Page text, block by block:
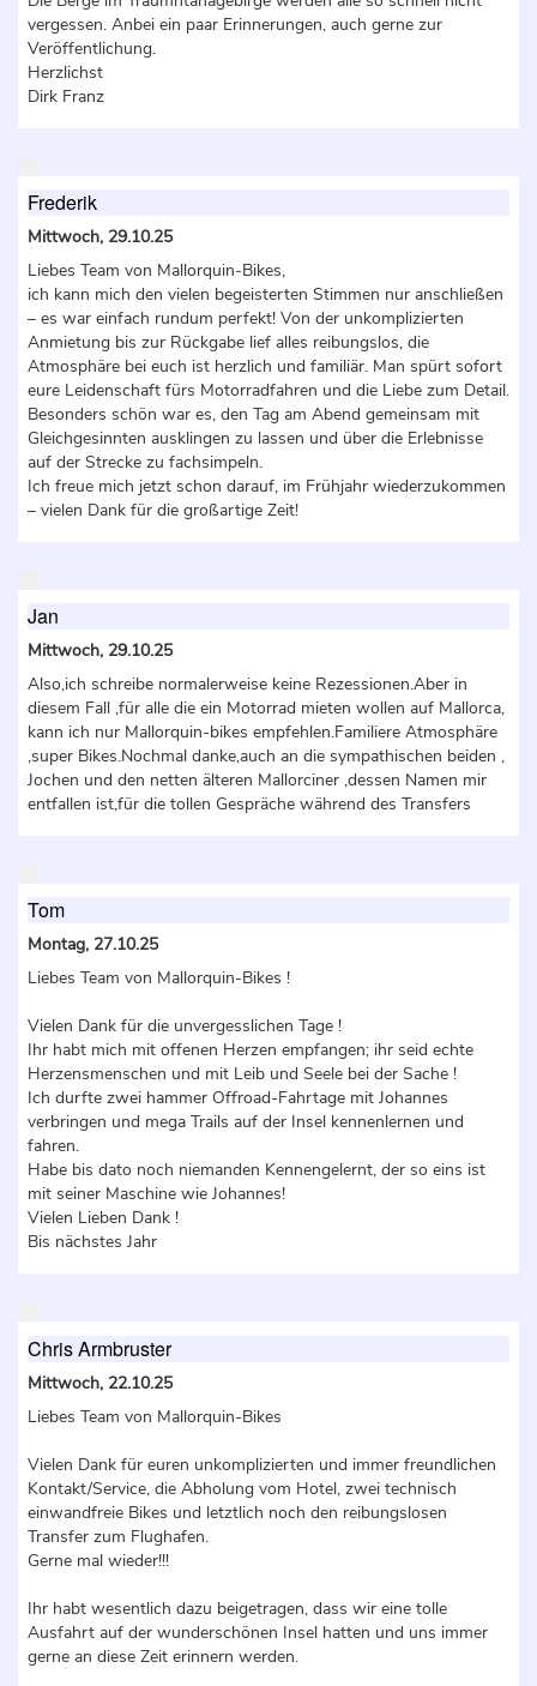
vergessen. Anbei ein paar Erinnerungen, auch gerne zur
Veröffentlichung.
Herzlichst
Dirk Franz
Frederik
Mittwoch, 29.10.25
Liebes Team von Mallorquin-Bikes,
ich kann mich den vielen begeisterten Stimmen nur anschließen
– es war einfach rundum perfekt! Von der unkomplizierten
Anmietung bis zur Rückgabe lief alles reibungslos, die
Atmosphäre bei euch ist herzlich und familiär. Man spürt sofort
eure Leidenschaft fürs Motorradfahren und die Liebe zum Detail.
Besonders schön war es, den Tag am Abend gemeinsam mit
Gleichgesinnten ausklingen zu lassen und über die Erlebnisse
auf der Strecke zu fachsimpeln.
Ich freue mich jetzt schon darauf, im Frühjahr wiederzukommen
– vielen Dank für die großartige Zeit!
Jan
Mittwoch, 29.10.25
Also,ich schreibe normalerweise keine Rezessionen.Aber in
diesem Fall ,für alle die ein Motorrad mieten wollen auf Mallorca,
kann ich nur Mallorquin-bikes empfehlen.Familiere Atmosphäre
,super Bikes.Nochmal danke,auch an die sympathischen beiden ,
Jochen und den netten älteren Mallorciner ,dessen Namen mir
entfallen ist,für die tollen Gespräche während des Transfers
Tom
Montag, 27.10.25
Liebes Team von Mallorquin-Bikes !
Vielen Dank für die unvergesslichen Tage !
Ihr habt mich mit offenen Herzen empfangen; ihr seid echte
Herzensmenschen und mit Leib und Seele bei der Sache !
Ich durfte zwei hammer Offroad-Fahrtage mit Johannes
verbringen und mega Trails auf der Insel kennenlernen und
fahren.
Habe bis dato noch niemanden Kennengelernt, der so eins ist
mit seiner Maschine wie Johannes!
Vielen Lieben Dank !
Bis nächstes Jahr
Chris Armbruster
Mittwoch, 22.10.25
Liebes Team von Mallorquin-Bikes
Vielen Dank für euren unkomplizierten und immer freundlichen
Kontakt/Service, die Abholung vom Hotel, zwei technisch
einwandfreie Bikes und letztlich noch den reibungslosen
Transfer zum Flughafen.
Gerne mal wieder!!!
Ihr habt wesentlich dazu beigetragen, dass wir eine tolle
Ausfahrt auf der wunderschönen Insel hatten und uns immer
gerne an diese Zeit erinnern werden.